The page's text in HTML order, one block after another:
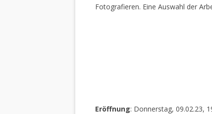
Fotografieren. Eine Auswahl der
Eröffnung: Donnerstag, 09.02.23,